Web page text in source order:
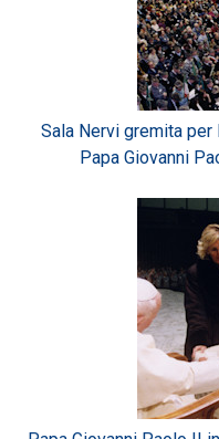
Sala Nervi gremita
Papa Giovanni